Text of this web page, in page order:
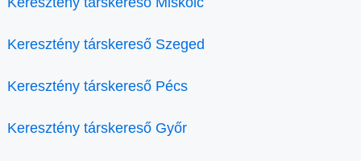
Keresztény társkereső Szeged
Keresztény társkereső Pécs
Keresztény társkereső Győr